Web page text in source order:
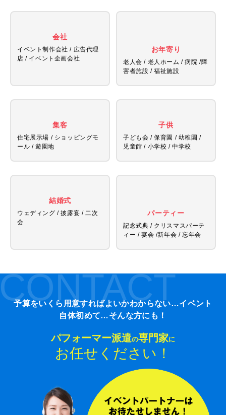
会社
イベント制作会社 / 広告代理
店 / イベント企画会社
お年寄り
老人会 / 老人ホーム / 病院 /障
害者施設 / 福祉施設
集客
住宅展示場 / ショッピングモ
ール / 遊園地
子供
子ども会 / 保育園 / 幼稚園 /
児童館 / 小学校 / 中学校
結婚式
ウェディング / 披露宴 / 二次
会
パーティー
記念式典 / クリスマスパーテ
ィー / 宴会 /新年会 / 忘年会
予算をいくら用意すればよいかわからない…イベント
自体初めて…そんな方にも！
パフォーマー派遣の専門家に
お任せください！